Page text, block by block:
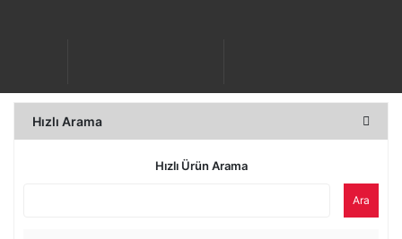
Hızlı Arama
Hızlı Ürün Arama
Ara